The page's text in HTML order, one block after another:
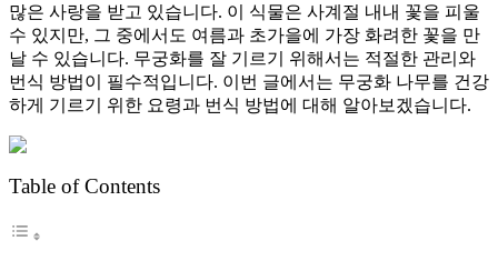
많은 사랑을 받고 있습니다. 이 식물은 사계절 내내 꽃을 피울
수 있지만, 그 중에서도 여름과 초가을에 가장 화려한 꽃을 만
날 수 있습니다. 무궁화를 잘 기르기 위해서는 적절한 관리와
번식 방법이 필수적입니다. 이번 글에서는 무궁화 나무를 건강
하게 기르기 위한 요령과 번식 방법에 대해 알아보겠습니다.
Table of Contents